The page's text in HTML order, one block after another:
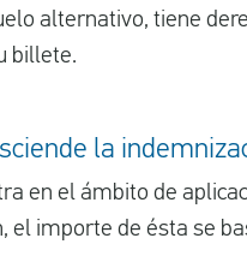
alternativo, tiene
billete.
la
en el ámbito de
el importe de ésta se